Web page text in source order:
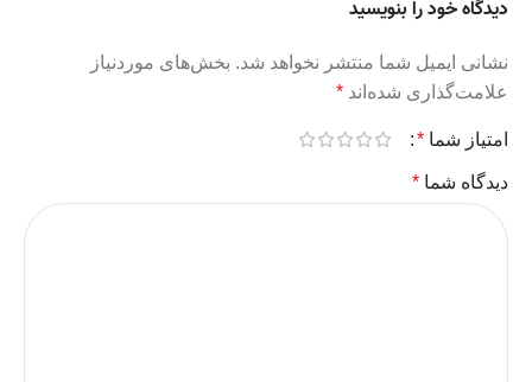
دیدگاه خود را بنویسید
نشانی ایمیل شما منتشر نخواهد شد. بخش‌های موردنیاز
علامت‌گذاری شده‌اند *
امتیاز شما *
دیدگاه شما *